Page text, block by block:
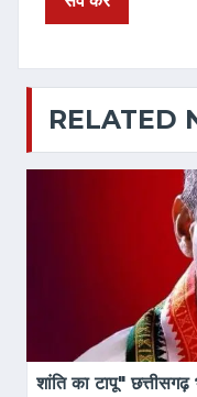
RELATED
शांति का टापू"